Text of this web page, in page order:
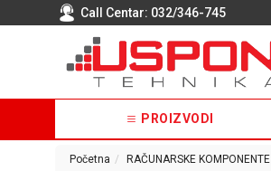
Call Centar: 032/346-745
PROIZVODI
Početna RAČUNARSKE KOMPONENTE